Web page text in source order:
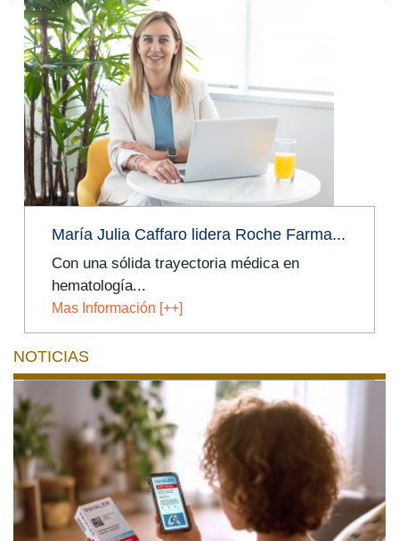
Facebook
Twitter
LinkedIn
María Julia Caffaro lidera Roche Farma...
Con una sólida trayectoria médica en
hematología...
Mas Información [++]
NOTICIAS